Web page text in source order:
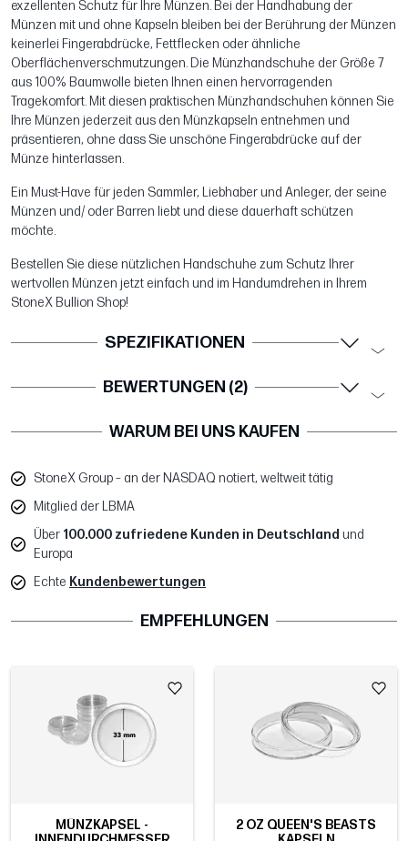
exzellenten Schutz für Ihre Münzen. Bei der Handhabung der
Münzen mit und ohne Kapseln bleiben bei der Berührung der Münzen
keinerlei Fingerabdrücke, Fettflecken oder ähnliche
Oberflächenverschmutzungen. Die Münzhandschuhe der Größe 7
aus 100% Baumwolle bieten Ihnen einen hervorragenden
Tragekomfort. Mit diesen praktischen Münzhandschuhen können Sie
Ihre Münzen jederzeit aus den Münzkapseln entnehmen und
präsentieren, ohne dass Sie unschöne Fingerabdrücke auf der
Münze hinterlassen.
Ein Must-Have für jeden Sammler, Liebhaber und Anleger, der seine
Münzen und/ oder Barren liebt und diese dauerhaft schützen
möchte.
Bestellen Sie diese nützlichen Handschuhe zum Schutz Ihrer
wertvollen Münzen jetzt einfach und im Handumdrehen in Ihrem
StoneX Bullion Shop!
SPEZIFIKATIONEN
BEWERTUNGEN (2)
WARUM BEI UNS KAUFEN
StoneX Group – an der NASDAQ notiert, weltweit tätig
Mitglied der LBMA
Über 100.000 zufriedene Kunden in Deutschland und
Europa
Echte Kundenbewertungen
EMPFEHLUNGEN
MÜNZKAPSEL -
2 OZ QUEEN'S BEASTS